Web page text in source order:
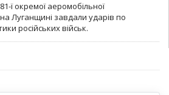
ї окремої аеромобільної
Луганщині завдали ударів по
російських військ.